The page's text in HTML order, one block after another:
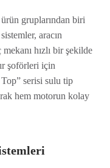
gruplarından biri
aracın
hızlı bir şekilde
şoförleri için
serisi sulu tip
hem motorun kolay